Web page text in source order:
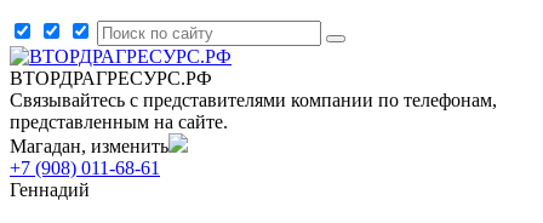
ВТОРДРАГРЕСУРС.РФ
Связывайтесь с представителями компании по телефонам,
представленным на сайте.
Магадан, изменить
+7 (908) 011-68-61
Геннадий